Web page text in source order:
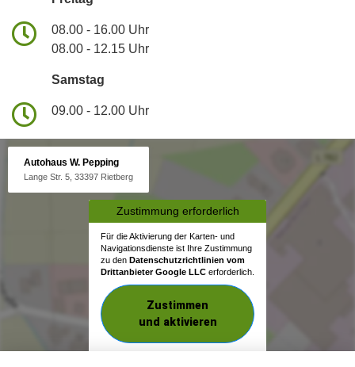
08.00 - 16.00 Uhr
08.00 - 12.15 Uhr
Samstag
09.00 - 12.00 Uhr
Autohaus W. Pepping
Lange Str. 5, 33397 Rietberg
Zustimmung erforderlich
Für die Aktivierung der Karten- und
Navigationsdienste ist Ihre Zustimmung
zu den Datenschutzrichtlinien vom
Drittanbieter Google LLC erforderlich.
Zustimmen
und aktivieren